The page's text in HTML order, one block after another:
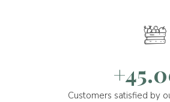
Customers satisfied by